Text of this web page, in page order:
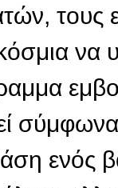
τους
να
ενός